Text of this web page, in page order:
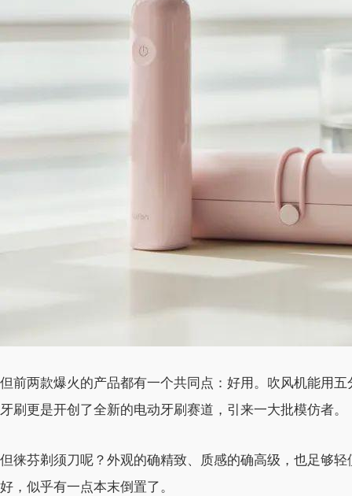
但前两款爆火的产品都有一个共同点：好用。吹风机能用
牙刷更是开创了全新的电动牙刷赛道，引来一大批模仿者。
但徕芬剃须刀呢？外观的确精致、质感的确高级，也足够
好，似乎有一点本末倒置了。